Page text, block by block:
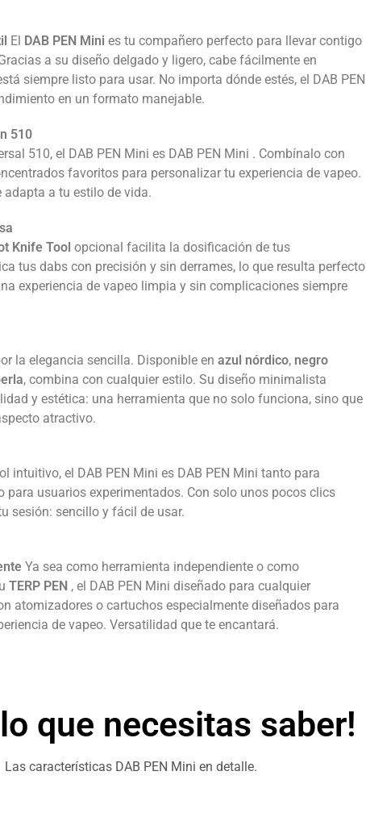
El DAB PEN Mini es tu compañero perfecto para llevar contigo
a su diseño delgado y ligero, cabe fácilmente en
siempre listo para usar. No importa dónde estés, el DAB PEN
en un formato manejable.
510
510, el DAB PEN Mini es DAB PEN Mini . Combínalo con
favoritos para personalizar tu experiencia de vapeo.
adapta a tu estilo de vida.
Knife Tool opcional facilita la dosificación de tus
tus dabs con precisión y sin derrames, lo que resulta perfecto
experiencia de vapeo limpia y sin complicaciones siempre
la elegancia sencilla. Disponible en azul nórdico, negro
, combina con cualquier estilo. Su diseño minimalista
y estética: una herramienta que no solo funciona, sino que
atractivo.
intuitivo, el DAB PEN Mini es DAB PEN Mini tanto para
para usuarios experimentados. Con solo unos pocos clics
sesión: sencillo y fácil de usar.
Ya sea como herramienta independiente o como
TERP PEN , el DAB PEN Mini diseñado para cualquier
atomizadores o cartuchos especialmente diseñados para
de vapeo. Versatilidad que te encantará.
lo que necesitas saber!
Las características DAB PEN Mini en detalle.